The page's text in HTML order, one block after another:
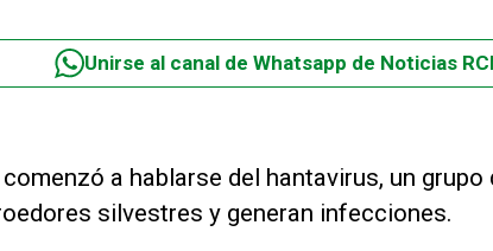
Unirse al canal de Whatsapp de Noticias
a hablarse del hantavirus, un grupo
silvestres y generan infecciones.